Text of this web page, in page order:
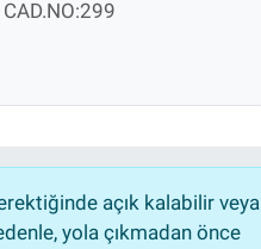
açık kalabilir veya
yola çıkmadan önce